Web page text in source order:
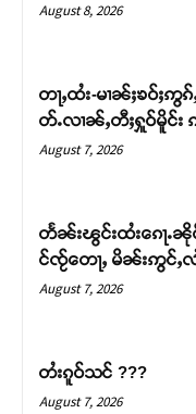
တႃႇႁႂ်ႈသဵင်ၵၢင်
တ်ႇ တူဝ်ႈလုမ်ႈၾႃ
ဝ်ႇၽူႈတွႆ
August 8, 2026
တႃႇထႆး-မၢၼ်ႈၶဝ်ႈဢွ
တ်ႉလၢၼ်ႇတီႈႁူဝ်မိူင်း
August 7, 2026
တႅၼ်းၽွင်းထႆးၵေႃႉၼို
င်ၸႂ်တေႃႇ မိၼ်းဢွင်ႇ
August 7, 2026
တႆးၵူဝ်သင် ???
August 7, 2026